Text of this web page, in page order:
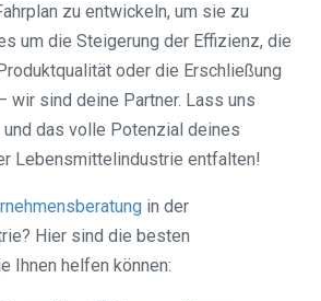
zu entwickeln, um sie zu
um die Steigerung der Effizienz, die
oder die Erschließung
wir sind deine Partner. Lass uns
das volle Potenzial deines
Lebensmittelindustrie entfalten!
in der
Hier sind die besten
Ihnen helfen können: